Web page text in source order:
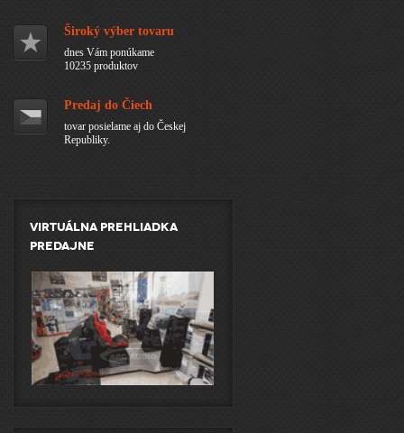
Široký výber tovaru
dnes Vám ponúkame
10235 produktov
Predaj do Čiech
tovar posielame aj do Českej
Republiky.
Virtuálna prehliadka
predajne